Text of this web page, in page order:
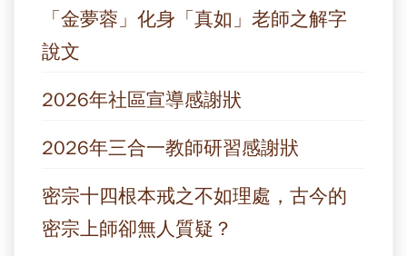
「金夢蓉」化身「真如」老師之解字
說文
2026年社區宣導感謝狀
2026年三合一教師研習感謝狀
密宗十四根本戒之不如理處，古今的
密宗上師卻無人質疑？